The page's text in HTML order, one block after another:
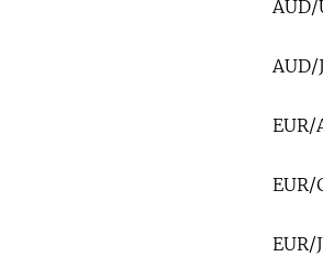
EUR/
EUR/
EUR/